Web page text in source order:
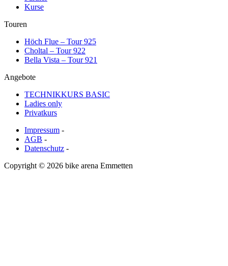
Kurse
Touren
Höch Flue – Tour 925
Choltal – Tour 922
Bella Vista – Tour 921
Angebote
TECHNIKKURS BASIC
Ladies only
Privatkurs
Impressum -
AGB -
Datenschutz -
Copyright © 2026 bike arena Emmetten